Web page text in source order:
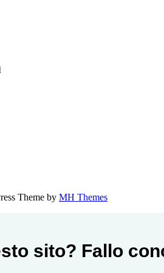
Theme by MH Themes
sito? Fallo